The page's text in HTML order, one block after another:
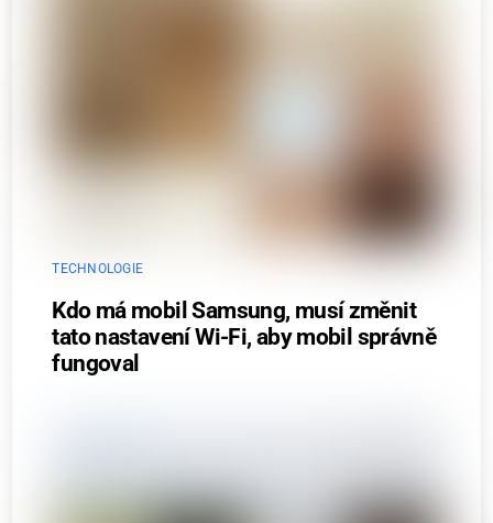
TECHNOLOGIE
Kdo má mobil Samsung, musí změnit
tato nastavení Wi-Fi, aby mobil správně
fungoval